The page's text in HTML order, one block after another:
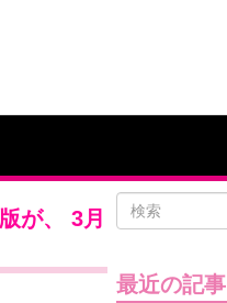
が、 3月
最近の記事